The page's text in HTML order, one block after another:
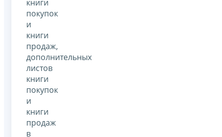
книги
покупок
и
книги
продаж,
дополнительных
листов
книги
покупок
и
книги
продаж
в